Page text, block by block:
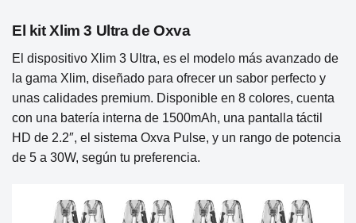
El kit Xlim 3 Ultra de Oxva
El dispositivo Xlim 3 Ultra, es el modelo más avanzado de
la gama Xlim, diseñado para ofrecer un sabor perfecto y
unas calidades premium. Disponible en 8 colores, cuenta
con una batería interna de 1500mAh, una pantalla táctil
HD de 2.2″, el sistema Oxva Pulse, y un rango de potencia
de 5 a 30W, según tu preferencia.